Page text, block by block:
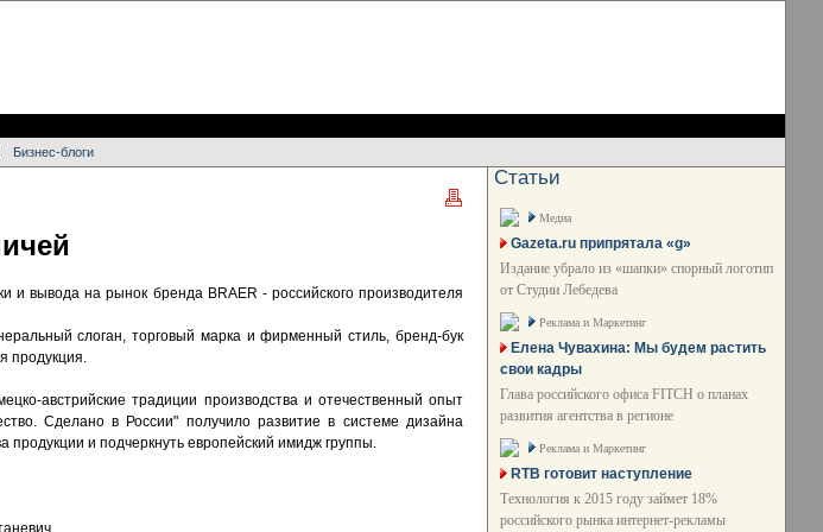
Бизнес-блоги
и вывода на рынок бренда BRAER - российского производителя
слоган, торговый марка и фирменный стиль, бренд-бук
продукция.
австрийские традиции производства и отечественный опыт
Сделано в России" получило развитие в системе дизайна
продукции и подчеркнуть европейский имидж группы.
Статьи
Медиа
Gazeta.ru припрятала «g»
Издание убрало из «шапки» спорный логотип
от Студии Лебедева
Реклама и Маркетинг
Елена Чувахина: Мы будем растить
свои кадры
Глава российского офиса FITCH о планах
развития агентства в регионе
Реклама и Маркетинг
RTB готовит наступление
Технология к 2015 году займет 18%
российского рынка интернет-рекламы